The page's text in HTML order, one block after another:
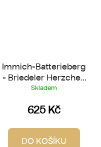
Immich-Batterieberg
- Briedeler Herzchen
Riesling 2022
Skladem
625 Kč
DO KOŠÍKU